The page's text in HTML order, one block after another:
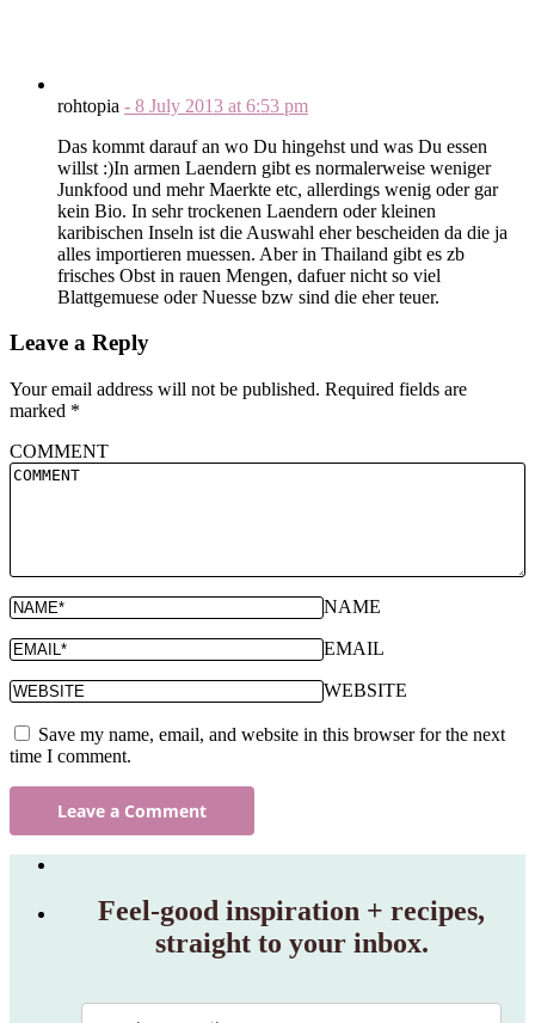
rohtopia - 8 July 2013 at 6:53 pm
Das kommt darauf an wo Du hingehst und was Du essen
willst :)In armen Laendern gibt es normalerweise weniger
Junkfood und mehr Maerkte etc, allerdings wenig oder gar
kein Bio. In sehr trockenen Laendern oder kleinen
karibischen Inseln ist die Auswahl eher bescheiden da die ja
alles importieren muessen. Aber in Thailand gibt es zb
frisches Obst in rauen Mengen, dafuer nicht so viel
Blattgemuese oder Nuesse bzw sind die eher teuer.
Leave a Reply
Your email address will not be published. Required fields are
marked *
COMMENT
NAME
EMAIL
WEBSITE
Save my name, email, and website in this browser for the next
time I comment.
Feel‑good inspiration + recipes,
straight to your inbox.